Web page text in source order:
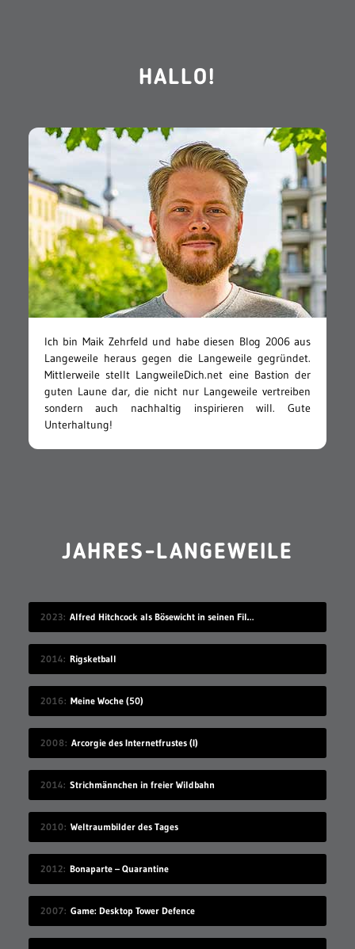
HALLO!
Ich bin Maik Zehrfeld und habe diesen Blog 2006 aus
Langeweile heraus gegen die Langeweile gegründet.
Mittlerweile stellt LangweileDich.net eine Bastion der
guten Laune dar, die nicht nur Langeweile vertreiben
sondern auch nachhaltig inspirieren will. Gute
Unterhaltung!
JAHRES-LANGEWEILE
2023 Alfred Hitchcock als Bösewicht in seinen Filmen
2014 Rigsketball
2016 Meine Woche (50)
2008 Arcorgie des Internetfrustes (I)
2014 Strichmännchen in freier Wildbahn
2010 Weltraumbilder des Tages
2012 Bonaparte – Quarantine
2007 Game: Desktop Tower Defence